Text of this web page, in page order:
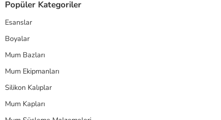
Popüler Kategoriler
Esanslar
Boyalar
Mum Bazları
Mum Ekipmanları
Silikon Kalıplar
Mum Kapları